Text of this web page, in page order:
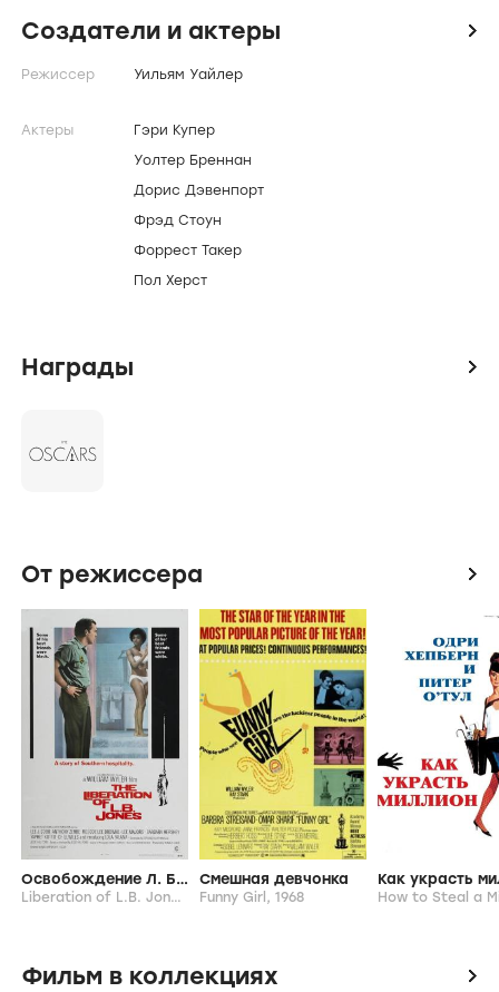
Создатели и актеры icon
Режиссер Уильям Уайлер
Актеры
Гэри Купер
Уолтер Бреннан
Дорис Дэвенпорт
Фрэд Стоун
Форрест Такер
Пол Херст
Награды icon
От режиссера icon
Освобождение Л. Б. Джонса
Liberation of L.B. Jones, 1970
Смешная девчонка
Funny Girl, 1968
Как украсть
Фильм в коллекциях icon